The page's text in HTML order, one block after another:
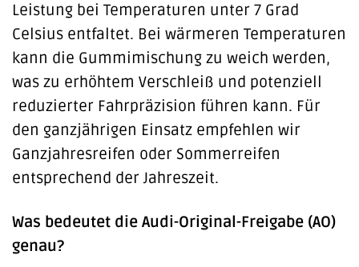
Leistung bei Temperaturen unter 7 Grad
Celsius entfaltet. Bei wärmeren Temperaturen
kann die Gummimischung zu weich werden,
was zu erhöhtem Verschleiß und potenziell
reduzierter Fahrpräzision führen kann. Für
den ganzjährigen Einsatz empfehlen wir
Ganzjahresreifen oder Sommerreifen
entsprechend der Jahreszeit.
Was bedeutet die Audi-Original-Freigabe (AO)
genau?